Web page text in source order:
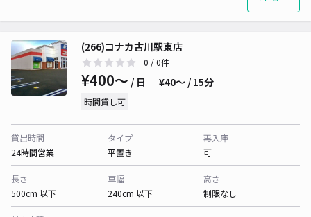
(266)コナカ古川駅東店
0 / 0件
¥400〜 / 日 ¥40〜 / 15分
時間貸し可
貸出時間
24時間営業
タイプ
平置き
再入庫
可
長さ
500cm 以下
車幅
240cm 以下
高さ
制限なし